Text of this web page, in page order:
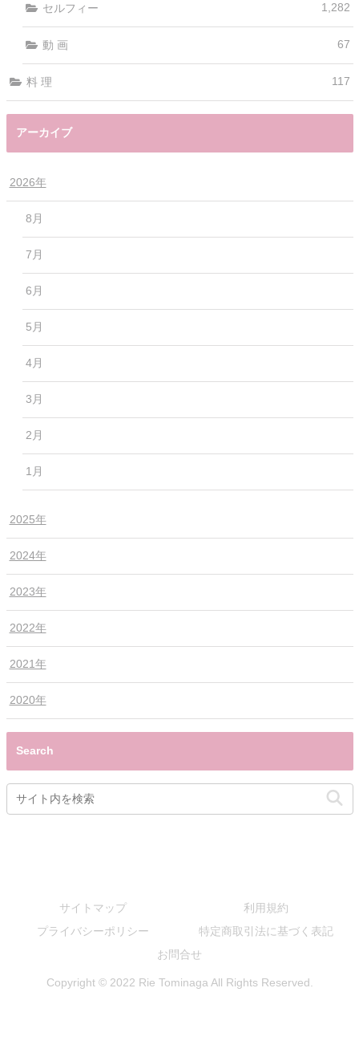
セルフィー 1,282
動 画 67
料 理 117
アーカイブ
2026年
8月
7月
6月
5月
4月
3月
2月
1月
2025年
2024年
2023年
2022年
2021年
2020年
Search
サイトマップ
利用規約
プライバシーポリシー
特定商取引法に基づく表記
お問合せ
Copyright © 2022 Rie Tominaga All Rights Reserved.